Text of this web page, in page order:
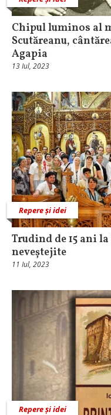
Chipul luminos al
Scutăreanu,
Agapia
13 Iul, 2023
Repere și idei
Trudind de 15 ani
neveștejite
11 Iul, 2023
Repere și idei